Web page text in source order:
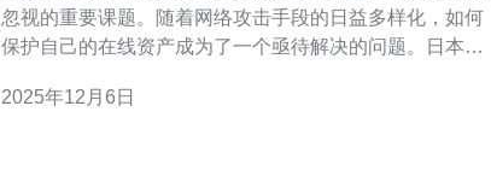
忽视的重要课题。随着网络攻击手段的日益多样化，如何
保护自己的在线资产成为了一个亟待解决的问题。日本高
来越多用户的青睐。那么，日本高防服务器究竟是什么？
2025年12月6日